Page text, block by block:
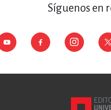
Síguenos en